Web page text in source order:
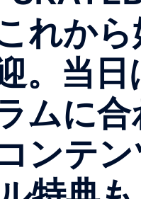
れか
。当
ムに合
ンテ